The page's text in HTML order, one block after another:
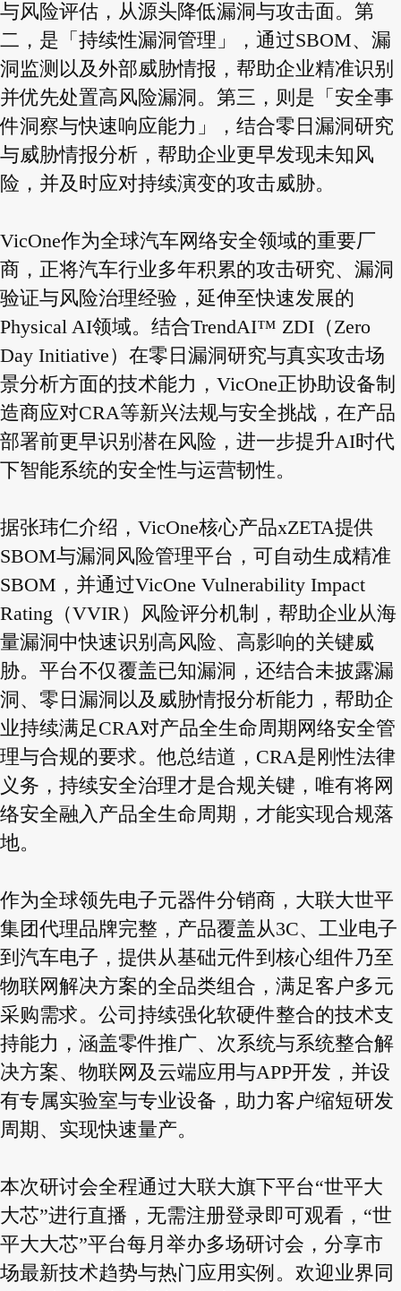
与风险评估，从源头降低漏洞与攻击面。第
二，是「持续性漏洞管理」，通过SBOM、漏
洞监测以及外部威胁情报，帮助企业精准识别
并优先处置高风险漏洞。第三，则是「安全事
件洞察与快速响应能力」，结合零日漏洞研究
与威胁情报分析，帮助企业更早发现未知风
险，并及时应对持续演变的攻击威胁。
VicOne作为全球汽车网络安全领域的重要厂
商，正将汽车行业多年积累的攻击研究、漏洞
验证与风险治理经验，延伸至快速发展的
Physical AI领域。结合TrendAI™ ZDI（Zero
Day Initiative）在零日漏洞研究与真实攻击场
景分析方面的技术能力，VicOne正协助设备制
造商应对CRA等新兴法规与安全挑战，在产品
部署前更早识别潜在风险，进一步提升AI时代
下智能系统的安全性与运营韧性。
据张玮仁介绍，VicOne核心产品xZETA提供
SBOM与漏洞风险管理平台，可自动生成精准
SBOM，并通过VicOne Vulnerability Impact
Rating（VVIR）风险评分机制，帮助企业从海
量漏洞中快速识别高风险、高影响的关键威
胁。平台不仅覆盖已知漏洞，还结合未披露漏
洞、零日漏洞以及威胁情报分析能力，帮助企
业持续满足CRA对产品全生命周期网络安全管
理与合规的要求。他总结道，CRA是刚性法律
义务，持续安全治理才是合规关键，唯有将网
络安全融入产品全生命周期，才能实现合规落
地。
作为全球领先电子元器件分销商，大联大世平
集团代理品牌完整，产品覆盖从3C、工业电子
到汽车电子，提供从基础元件到核心组件乃至
物联网解决方案的全品类组合，满足客户多元
采购需求。公司持续强化软硬件整合的技术支
持能力，涵盖零件推广、次系统与系统整合解
决方案、物联网及云端应用与APP开发，并设
有专属实验室与专业设备，助力客户缩短研发
周期、实现快速量产。
本次研讨会全程通过大联大旗下平台“世平大
大芯”进行直播，无需注册登录即可观看，“世
平大大芯”平台每月举办多场研讨会，分享市
场最新技术趋势与热门应用实例。欢迎业界同